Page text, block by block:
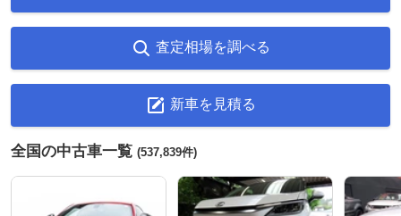
査定相場を調べる
新車を見積る
全国の中古車一覧 (537,839件)